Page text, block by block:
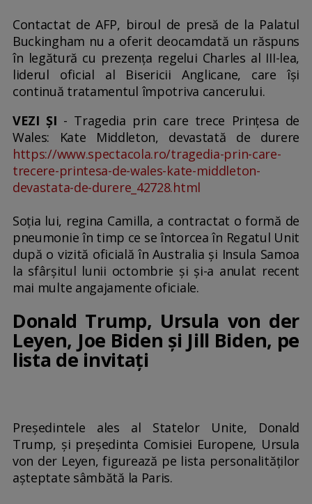
Contactat de AFP, biroul de presă de la Palatul
Buckingham nu a oferit deocamdată un răspuns
în legătură cu prezenţa regelui Charles al III-lea,
liderul oficial al Bisericii Anglicane, care îşi
continuă tratamentul împotriva cancerului.
VEZI ȘI - Tragedia prin care trece Prințesa de
Wales: Kate Middleton, devastată de durere
https://www.spectacola.ro/tragedia-prin-care-
trecere-printesa-de-wales-kate-middleton-
devastata-de-durere_42728.html
Soţia lui, regina Camilla, a contractat o formă de
pneumonie în timp ce se întorcea în Regatul Unit
după o vizită oficială în Australia şi Insula Samoa
la sfârşitul lunii octombrie şi şi-a anulat recent
mai multe angajamente oficiale.
Donald Trump, Ursula von der
Leyen, Joe Biden și Jill Biden, pe
lista de invitați
Preşedintele ales al Statelor Unite, Donald
Trump, şi preşedinta Comisiei Europene, Ursula
von der Leyen, figurează pe lista personalităţilor
aşteptate sâmbătă la Paris.